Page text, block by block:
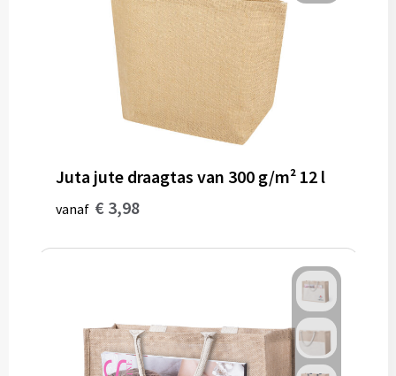
Juta jute draagtas van 300 g/m² 12 l
vanaf € 3,98